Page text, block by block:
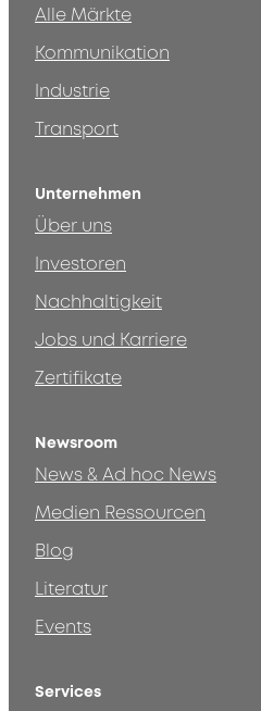
Alle Märkte
Kommunikation
Industrie
Transport
Unternehmen
Über uns
Investoren
Nachhaltigkeit
Jobs und Karriere
Zertifikate
Newsroom
News & Ad hoc News
Medien Ressourcen
Blog
Literatur
Events
Services